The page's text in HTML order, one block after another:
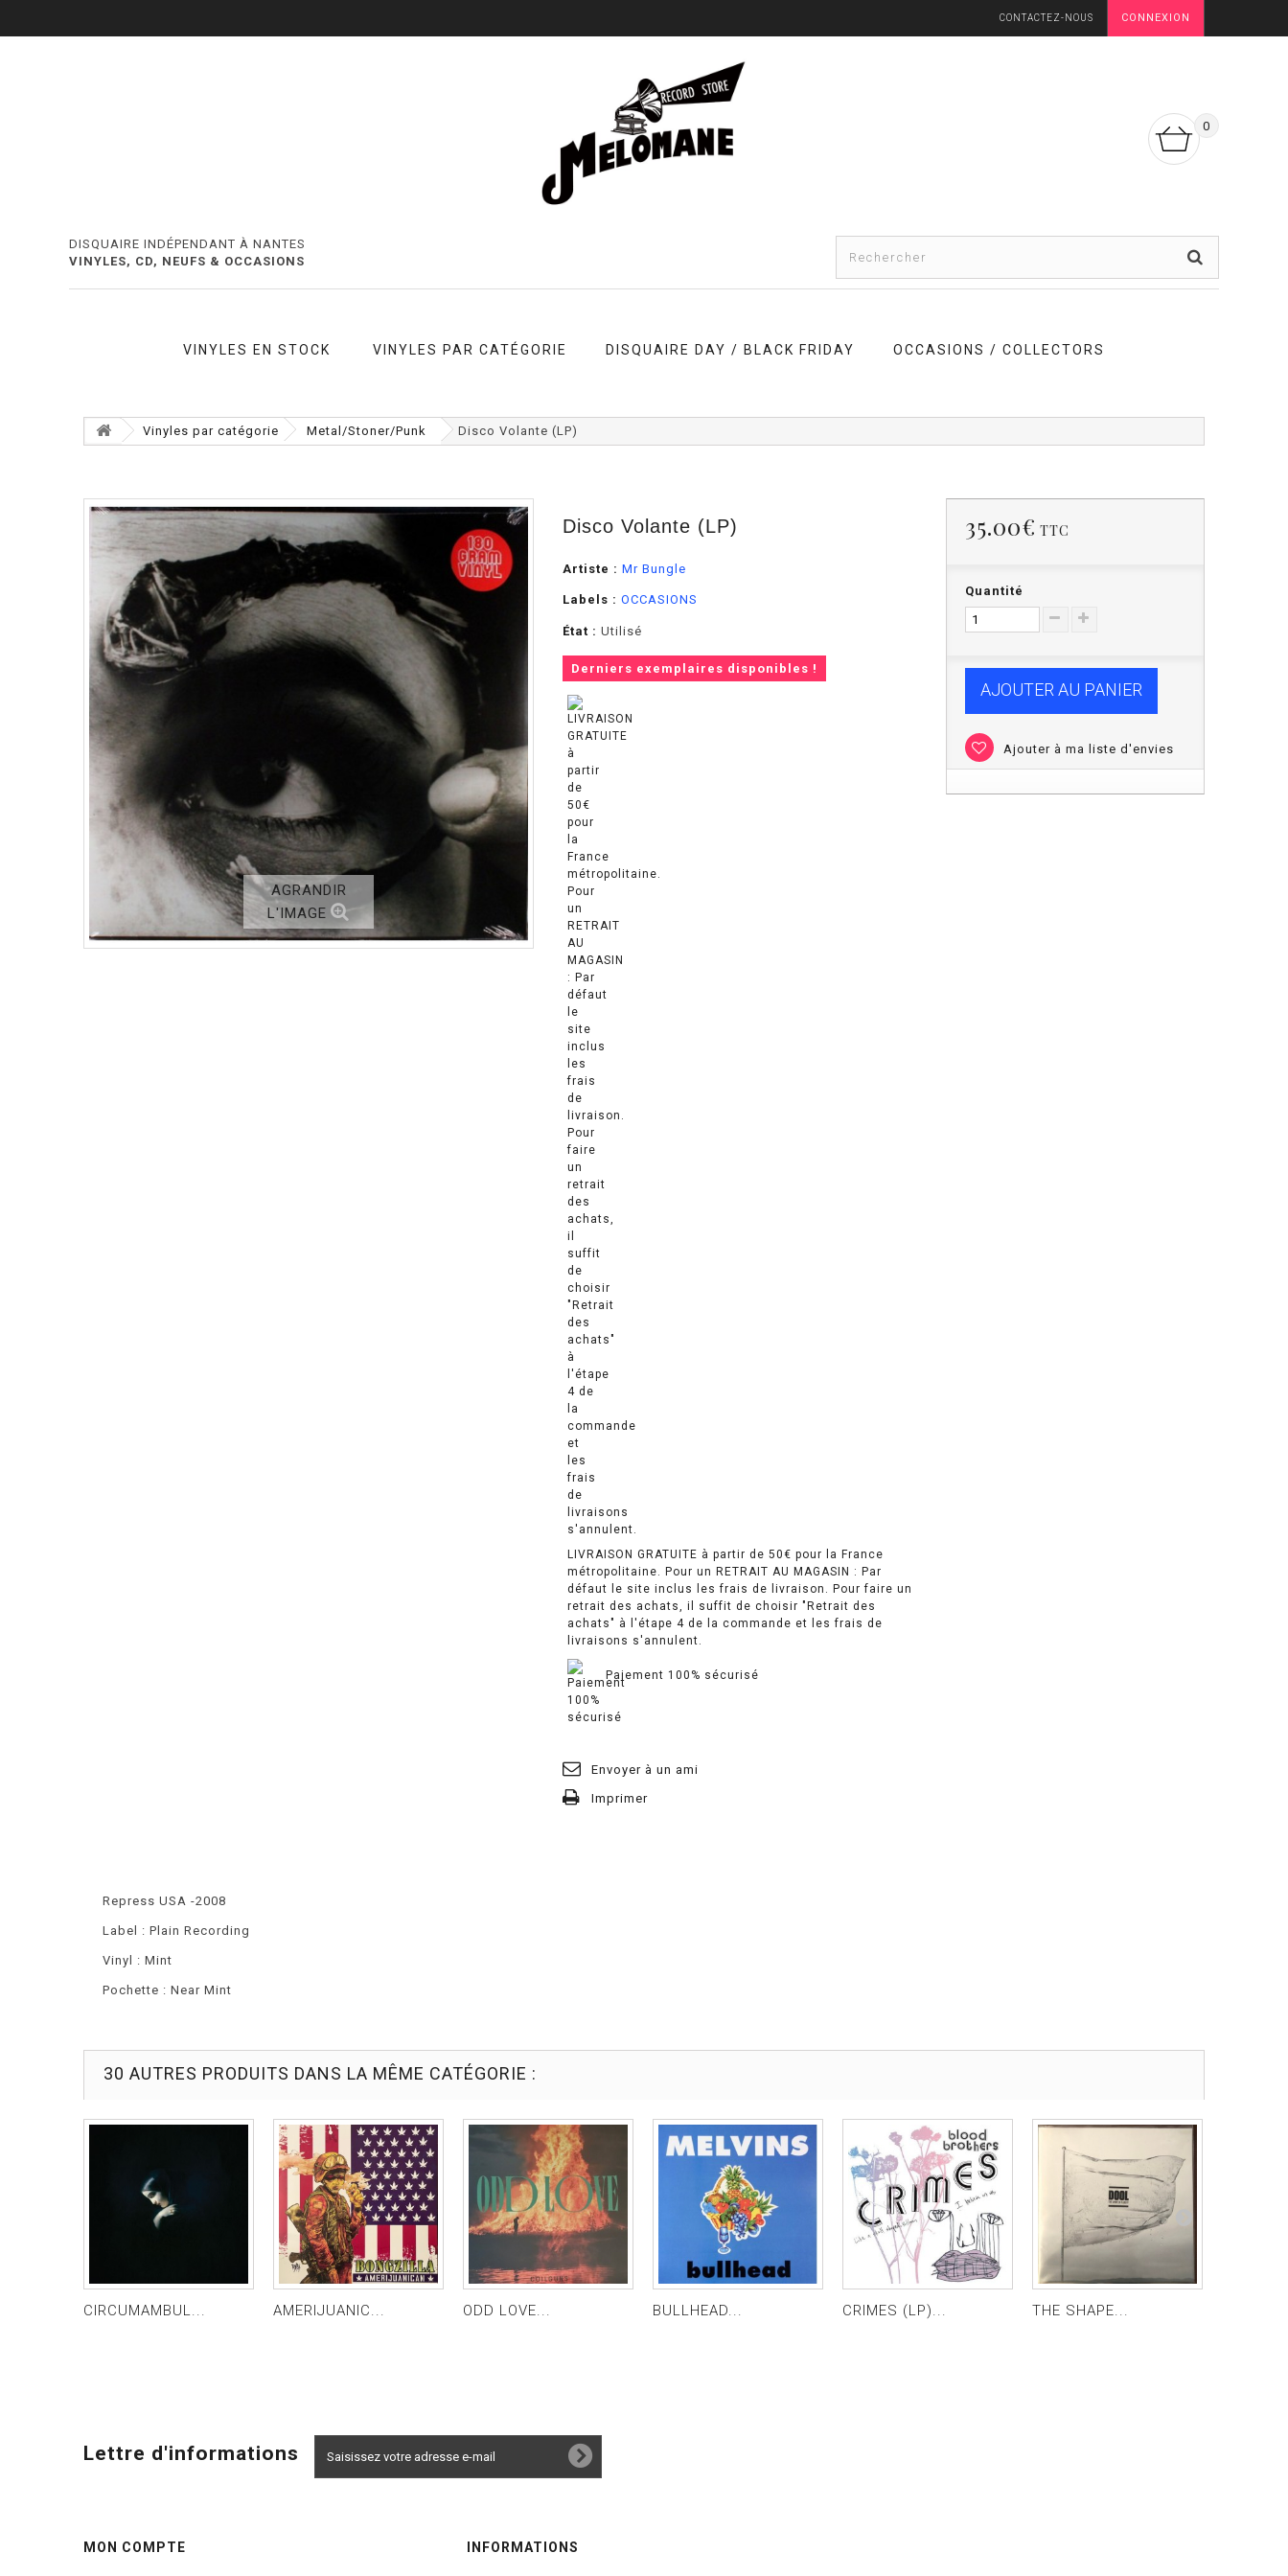
CONNEXION
CONTACTEZ-NOUS
0
DISQUAIRE INDÉPENDANT À NANTES
VINYLES, CD, NEUFS & OCCASIONS
VINYLES EN STOCK VINYLES PAR CATÉGORIE DISQUAIRE DAY / BLACK FRIDAY OCCASIONS / COLLECTORS
Vinyles par catégorie Metal/Stoner/Punk Disco Volante (LP)
AGRANDIR
L'IMAGE
Disco Volante (LP)
Artiste : Mr Bungle
Labels : OCCASIONS
État : Utilisé
Derniers exemplaires disponibles !
LIVRAISON GRATUITE à partir de 50€ pour la France
métropolitaine. Pour un RETRAIT AU MAGASIN : Par
défaut le site inclus les frais de livraison. Pour faire un
retrait des achats, il suffit de choisir "Retrait des
achats" à l'étape 4 de la commande et les frais de
livraisons s'annulent.
Paiement 100% sécurisé
Envoyer à un ami
Imprimer
35.00€ TTC
Quantité
AJOUTER AU PANIER
Ajouter à ma liste d'envies
Repress USA -2008
Label : Plain Recording
Vinyl : Mint
Pochette : Near Mint
30 AUTRES PRODUITS DANS LA MÊME CATÉGORIE :
CIRCUMAMBUL... AMERIJUANIC... ODD LOVE... BULLHEAD... CRIMES (LP)... THE SHAPE...
Lettre d'informations
MON COMPTE INFORMATIONS